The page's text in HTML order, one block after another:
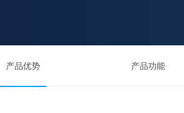
产品优势 产品功能